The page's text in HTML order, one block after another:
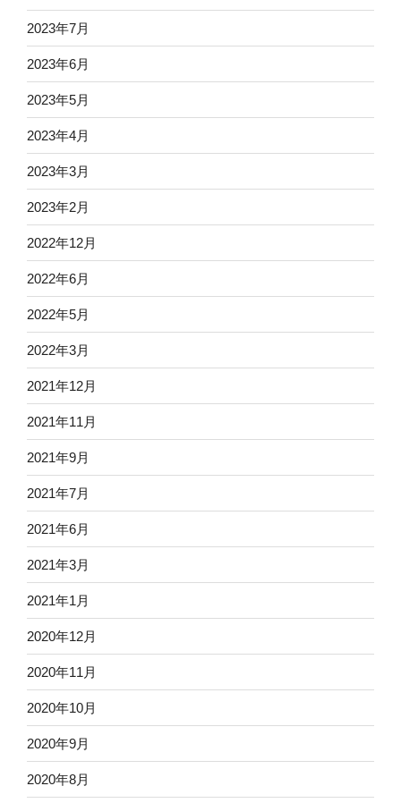
2023年7月
2023年6月
2023年5月
2023年4月
2023年3月
2023年2月
2022年12月
2022年6月
2022年5月
2022年3月
2021年12月
2021年11月
2021年9月
2021年7月
2021年6月
2021年3月
2021年1月
2020年12月
2020年11月
2020年10月
2020年9月
2020年8月